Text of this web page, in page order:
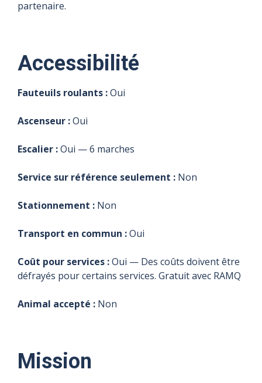
partenaire.
Accessibilité
Fauteuils roulants :Oui
Ascenseur :Oui
Escalier :Oui — 6 marches
Service sur référence seulement : Non
Stationnement : Non
Transport en commun :Oui
Coût pour services :Oui — Des coûts doivent être
défrayés pour certains services. Gratuit avec RAMQ
Animal accepté : Non
Mission